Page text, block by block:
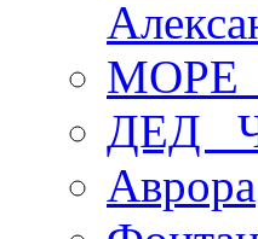
МОРЕ
ДЕД
Аврора